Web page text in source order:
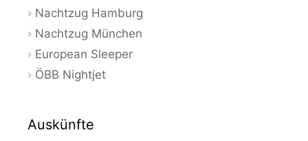
Nachtzug Hamburg
Nachtzug München
European Sleeper
ÖBB Nightjet
Auskünfte